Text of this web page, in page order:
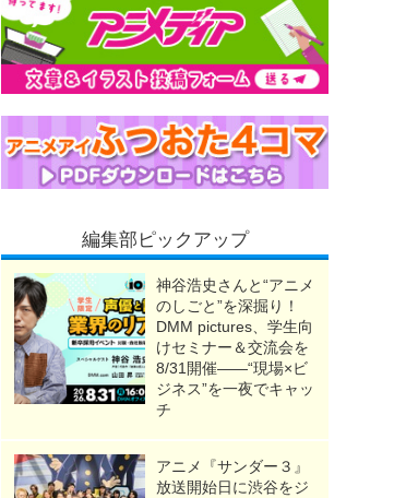
編集部ピックアップ
神谷浩史さんと“アニメ
のしごと”を深掘り！
DMM pictures、学生向
けセミナー＆交流会を
8/31開催――“現場×ビ
ジネス”を一夜でキャッ
チ
アニメ『サンダー３』
放送開始日に渋谷をジ